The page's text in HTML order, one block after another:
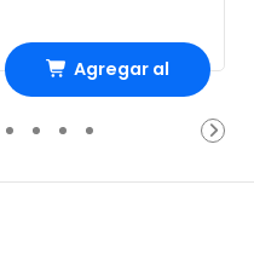
Agregar al
Carro